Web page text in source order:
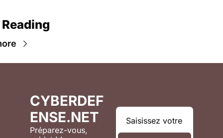
CYBERDEF
ENSE.NET
Préparez-vous,